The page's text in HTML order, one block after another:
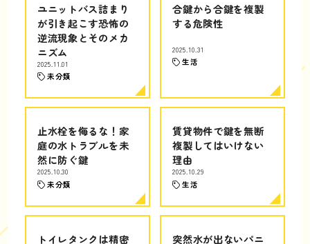
ユニットバス詰まり
が引き起こす恐怖の
逆流現象とそのメカ
ニズム
2025.11.01
未分類
合鍵から合鍵を複製
する危険性
2025.10.31
生活
止水栓を侮るな！家
庭の水トラブルを未
然に防ぐ鍵
2025.10.30
未分類
賃貸物件で鍵を無断
複製してはいけない
理由
2025.10.29
生活
トイレタンクは精密
突然水が出ないパニ